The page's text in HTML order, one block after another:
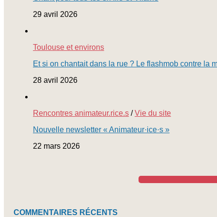
29 avril 2026
Toulouse et environs
Et si on chantait dans la rue ? Le flashmob contre la
28 avril 2026
Rencontres animateur.rice.s /Vie du site
Nouvelle newsletter « Animateur·ice·s »
22 mars 2026
COMMENTAIRES RÉCENTS